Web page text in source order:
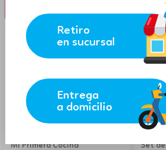
Retiro
en sucursal
Entrega
a domicilio
Mi Primera Cocina
30.49
Set
$